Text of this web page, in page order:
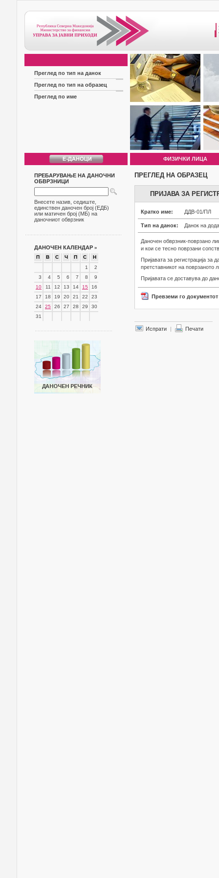
Преглед по тип на данок
Преглед по тип на образец
Преглед по име
ФИЗИЧКИ ЛИЦА
ПРЕБАРУВАЊЕ НА ДАНОЧНИ
ОБВРЗНИЦИ
Внесете назив, седиште,
единствен даночен број (ЕДБ)
или матичен број (МБ) на
даночниот обврзник
ДАНОЧЕН КАЛЕНДАР »
П В С Ч П С
Н
1
2
3
4 5 6 7 8
9
10
11 12 13 14 15
16
17
18 19 20 21 22
23
24
25 26 27 28 29
30
31
ПРЕГЛЕД НА ОБРАЗЕЦ
ПРИЈАВА ЗА
Кратко име: ДДВ-01/ПЛ
Тип на данок: Данок на
Даночен обврзник-поврзано
и кои се тесно поврзани
Пријавата за регистрација
претставникот на поврзаното
Пријавата се доставува до
Превземи го документот
Испрати | Печати